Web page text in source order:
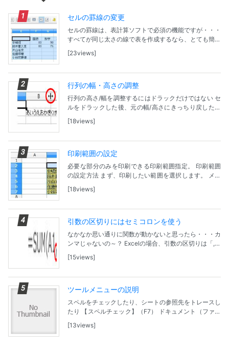
セルの罫線の変更
セルの罫線は、表計算ソフトで必須の機能ですが・・・
すべてが同じ太さの線で表を作成するなら、とても簡単
かりと方法を覚えてしまうことが大事かも。 ツール...
23views
行列の幅・高さの調整
行列の高さ/幅を調整するにはドラックだけではない セ
ルをドラックした後、元の幅/高さにきっちり戻したい
「標準値」にチェックを！ ドラックによる調整方法...
18views
印刷範囲の設定
必要な部分のみを印刷できる印刷範囲指定。 印刷範囲
の設定方法 まず、印刷したい範囲を選択します。 メニ
ック。 これで、印刷範囲を指定できます。 印刷...
18views
引数の区切りにはセミコロンを使う
なかなか思い通りに関数が動かないと思ったら・・・カ
ンマじゃないの～？ Excelの場合、引数の区切りは「,」
う。
15views
ツールメニューの説明
スペルをチェックしたり、シートの参照先をトレースし
たり 【スペルチェック】（F7） ドキュメント（ファイ
語】 サブメニューが表示され、言語依存のコマン...
13views